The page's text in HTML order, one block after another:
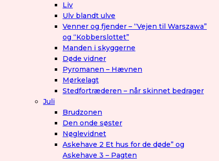
Liv
Ulv blandt ulve
Venner og fjender – “Vejen til Warszawa”
og “Kobberslottet”
Manden i skyggerne
Døde vidner
Pyromanen – Hævnen
Mørkelagt
Stedfortræderen – når skinnet bedrager
Juli
Brudzonen
Den onde søster
Nøglevidnet
Askehave 2 Et hus for de døde” og
Askehave 3 – Pagten